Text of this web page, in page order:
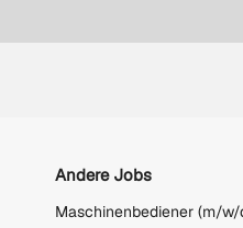
Andere Jobs
Maschinenbediener (m/w/